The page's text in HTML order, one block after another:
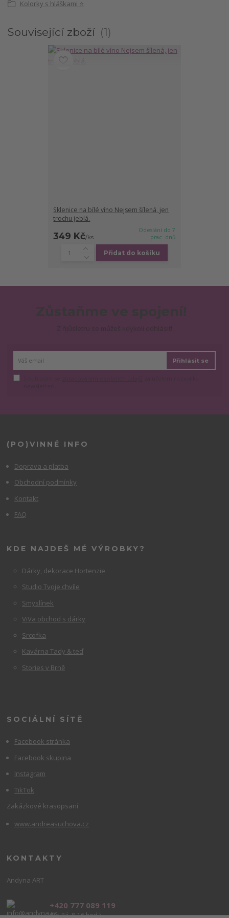
Kolorky s hláškami ⭐
Související zboží 1
Sklenice na bílé víno Nejsem šílená, jen
trochu jeblá.
349 Kč/ks
Odeslání do 7
prac. dnů
Přidat do košíku
Přihlásit se
(PO)VINNÉ INFO
Doprava a platba
Obchodní podmínky
Kontakt
FAQ
KDE NAJDEŠ MÉ VÝROBKY?
Dárky, dekorace Hortenzie
Studio Tvoje chvíle
Smyslínek
ViVa obchod s dárky
Srcofka
Kavárna Tady & teď
Stories v Brně
SOCIÁLNÍ SÍTĚ
Facebook stránka
Facebook skupina
Instagram
TikTok
Zakázkové krasopsaní
www.andreasuchova.cz
KONTAKTY
Andyna ART
+420 777 089 119
(Po-Pá, 8-16 hod.)